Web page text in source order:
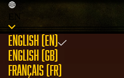
EN
ENGLISH (EN)
ENGLISH (GB)
FRANÇAIS (FR)